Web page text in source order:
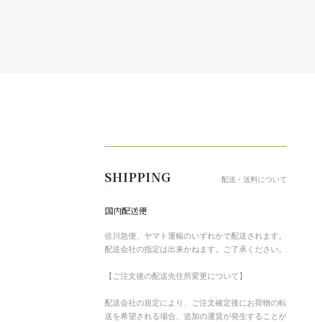
SHIPPING 配送・送料について
国内配送便
佐川急便、ヤマト運輸のいずれかで配送されます。
配送会社の指定は出来かねます。ご了承ください。
【ご注文後の配送先住所変更について】
配送会社の規定により、ご注文確定後にお荷物の転
送を希望される場合、追加の運賃が発生することが